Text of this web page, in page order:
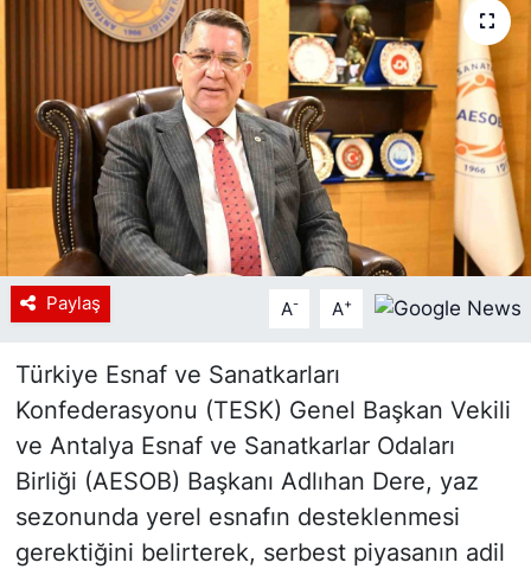
Paylaş A- A+
Türkiye Esnaf ve Sanatkarları
Konfederasyonu (TESK) Genel Başkan Vekili
ve Antalya Esnaf ve Sanatkarlar Odaları
Birliği (AESOB) Başkanı Adlıhan Dere, yaz
sezonunda yerel esnafın desteklenmesi
gerektiğini belirterek, serbest piyasanın adil
Haberde insan
Tanıtım